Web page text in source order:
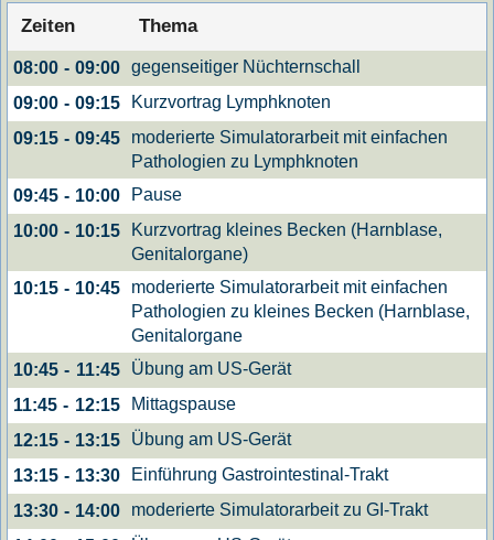
Zeiten Thema
08:00 - 09:00 gegenseitiger Nüchternschall
09:00 - 09:15
Kurzvortrag Lymphknoten
09:15 - 09:45
moderierte Simulatorarbeit mit einfachen
Pathologien zu Lymphknoten
09:45 - 10:00
Pause
10:00 - 10:15
Kurzvortrag kleines Becken (Harnblase,
Genitalorgane)
10:15 - 10:45
moderierte Simulatorarbeit mit einfachen
Pathologien zu kleines Becken (Harnblase,
Genitalorgane
10:45 - 11:45
Übung am US-Gerät
11:45 - 12:15
Mittagspause
12:15 - 13:15
Übung am US-Gerät
13:15 - 13:30
Einführung Gastrointestinal-Trakt
13:30 - 14:00
moderierte Simulatorarbeit zu GI-Trakt